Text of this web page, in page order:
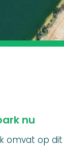
nu
omvat op